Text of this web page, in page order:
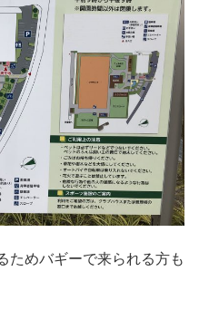
ためバギーで来られる方も